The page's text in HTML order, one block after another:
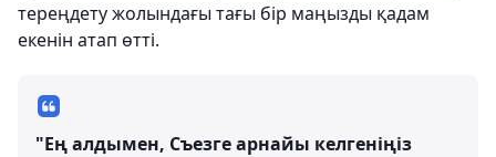
тереңдету жолындағы тағы бір маңызды қадам
екенін атап өтті.
"Ең алдымен, Съезге арнайы келгеніңіз